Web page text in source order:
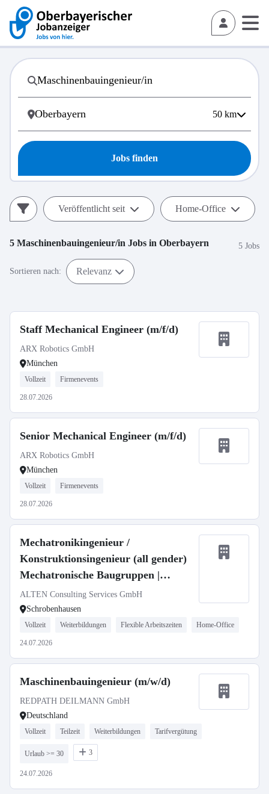
50 km
Jobs finden
Veröffentlicht seit Home-Office
5 Maschinenbauingenieur/in Jobs in Oberbayern 5 Jobs
Sortieren nach: Relevanz
Staff Mechanical Engineer (m/f/d)
ARX Robotics GmbH
München
Vollzeit Firmenevents
28.07.2026
Senior Mechanical Engineer (m/f/d)
ARX Robotics GmbH
München
Vollzeit Firmenevents
28.07.2026
Mechatronikingenieur /
Konstruktionsingenieur (all gender)
Mechatronische Baugruppen |
Maschinenbau | 3DEXPERIENCE |
Defence
ALTEN Consulting Services GmbH
Schrobenhausen
Vollzeit Weiterbildungen Flexible Arbeitszeiten Home-Office
24.07.2026
Maschinenbauingenieur (m/w/d)
REDPATH DEILMANN GmbH
Deutschland
Vollzeit Teilzeit Weiterbildungen Tarifvergütung
Urlaub >= 30 3
24.07.2026